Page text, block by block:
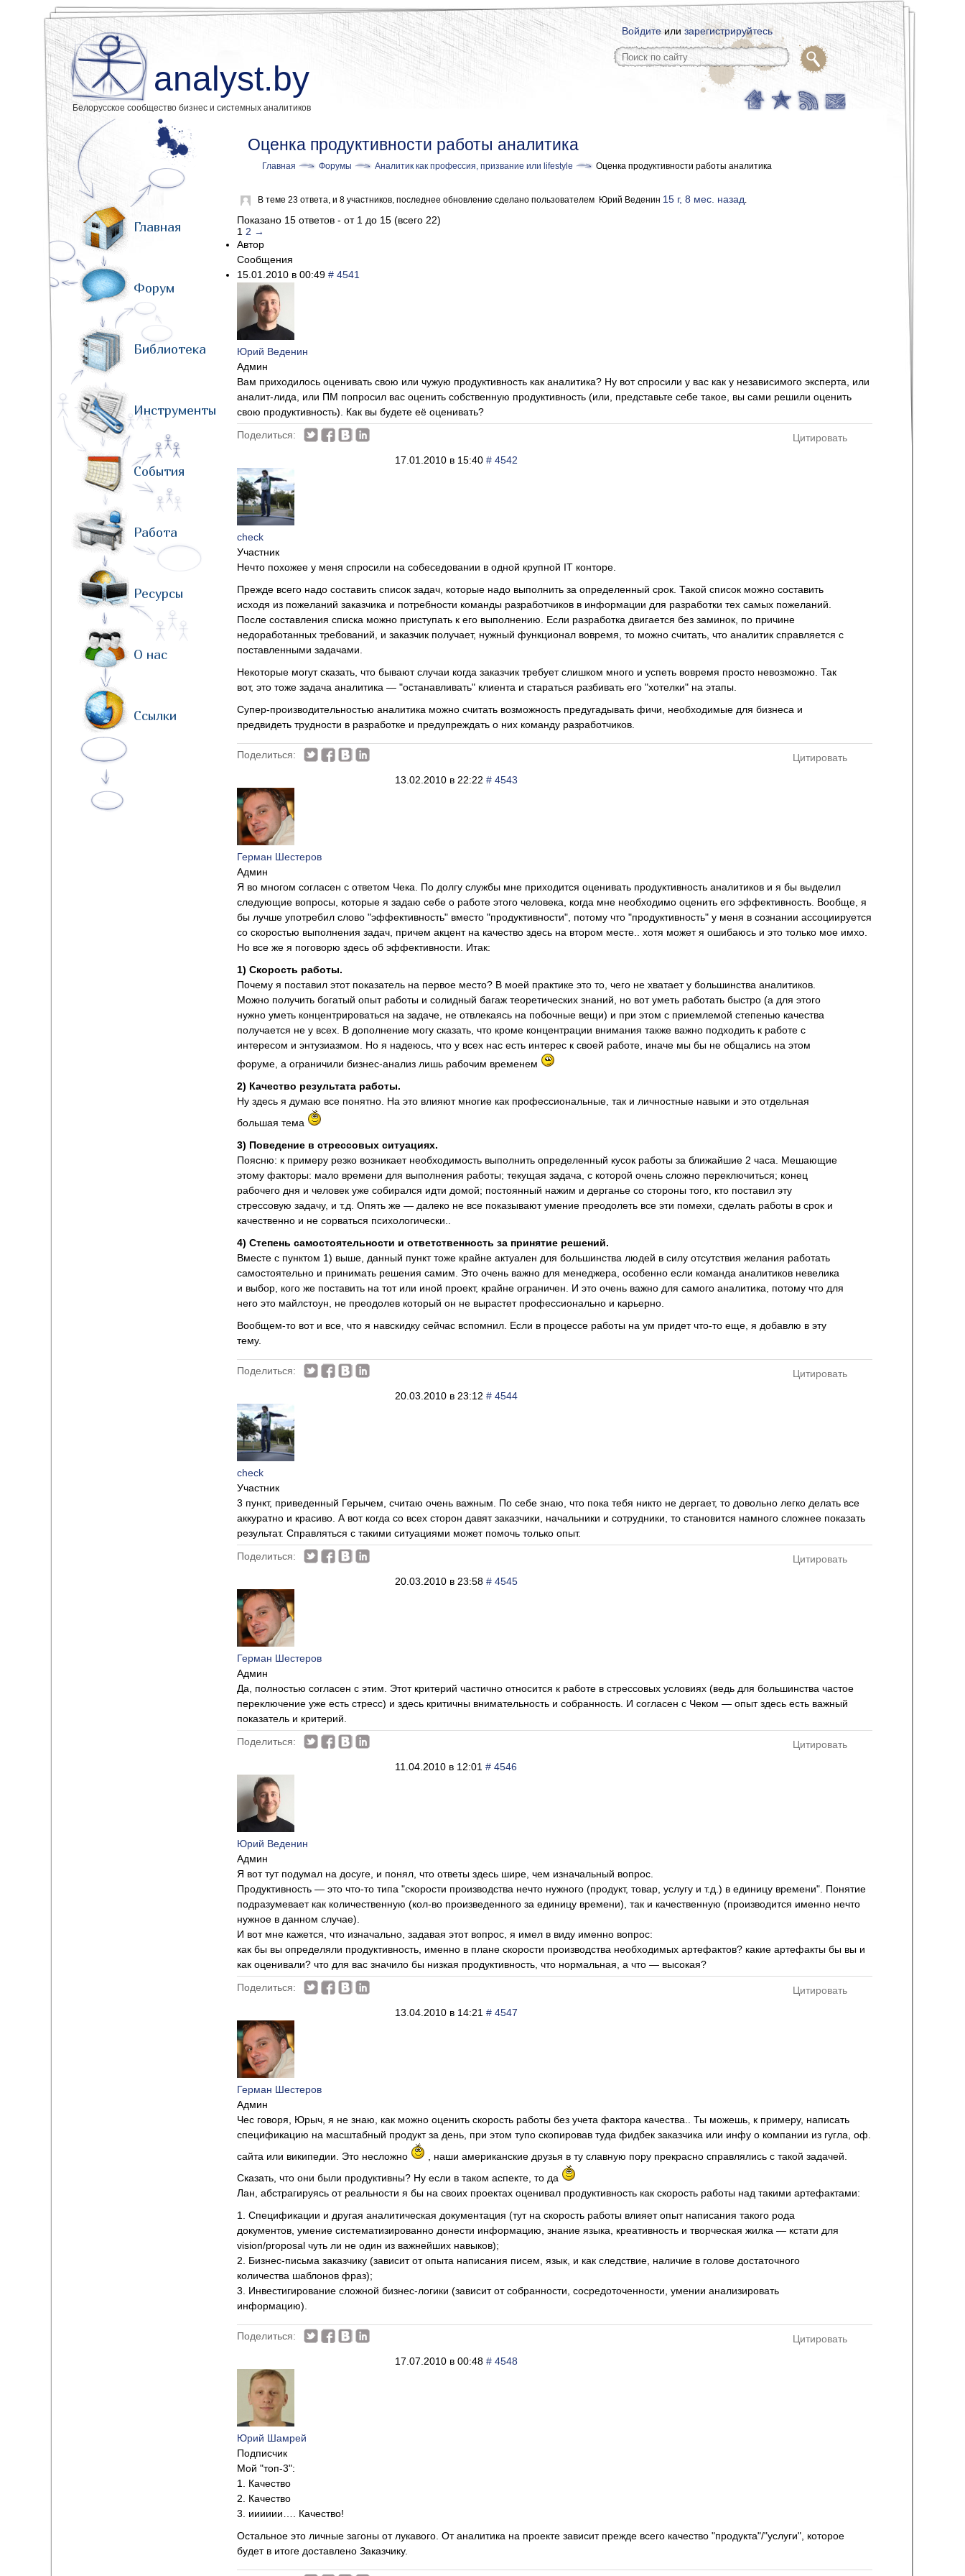
analyst.by
Белорусское сообщество бизнес и системных аналитиков
Войдитеилизарегистрируйтесь
Главная
Форум
Библиотека
Инструменты
События
Работа
Ресурсы
О нас
Ссылки
Оценка продуктивности работы аналитика
Главная Форумы Аналитик как профессия, призвание или lifestyle Оценка продуктивности работы аналитика
В теме 23 ответа, и 8 участников, последнее обновление сделано пользователем Юрий Веденин 15 г, 8 мес. назад.
Показано 15 ответов - от 1 до 15 (всего 22)
1 2 →
Автор
Сообщения
15.01.2010 в 00:49 # 4541
Юрий Веденин
Админ
Вам приходилось оценивать свою или чужую продуктивность как аналитика? Ну вот спросили у вас как у независимого эксперта, или
аналит-лида, или ПМ попросил вас оценить собственную продуктивность (или, представьте себе такое, вы сами решили оценить
свою продуктивность). Как вы будете её оценивать?
Поделиться:
Цитировать
17.01.2010 в 15:40 # 4542
check
Участник
Нечто похожее у меня спросили на собеседовании в одной крупной IT конторе.
Прежде всего надо составить список задач, которые надо выполнить за определенный срок. Такой список можно составить
исходя из пожеланий заказчика и потребности команды разработчиков в информации для разработки тех самых пожеланий.
После составления списка можно приступать к его выполнению. Если разработка двигается без заминок, по причине
недоработанных требований, и заказчик получает, нужный функционал вовремя, то можно считать, что аналитик справляется с
поставленными задачами.
Некоторые могут сказать, что бывают случаи когда заказчик требует слишком много и успеть вовремя просто невозможно. Так
вот, это тоже задача аналитика — "останавливать" клиента и стараться разбивать его "хотелки" на этапы.
Супер-производительностью аналитика можно считать возможность предугадывать фичи, необходимые для бизнеса и
предвидеть трудности в разработке и предупреждать о них команду разработчиков.
Поделиться:
Цитировать
13.02.2010 в 22:22 # 4543
Герман Шестеров
Админ
Я во многом согласен с ответом Чека. По долгу службы мне приходится оценивать продуктивность аналитиков и я бы выделил
следующие вопросы, которые я задаю себе о работе этого человека, когда мне необходимо оценить его эффективность. Вообще, я
бы лучше употребил слово "эффективность" вместо "продуктивности", потому что "продуктивность" у меня в сознании ассоциируется
со скоростью выполнения задач, причем акцент на качество здесь на втором месте.. хотя может я ошибаюсь и это только мое имхо.
Но все же я поговорю здесь об эффективности. Итак:
1) Скорость работы.
Почему я поставил этот показатель на первое место? В моей практике это то, чего не хватает у большинства аналитиков.
Можно получить богатый опыт работы и солидный багаж теоретических знаний, но вот уметь работать быстро (а для этого
нужно уметь концентрироваться на задаче, не отвлекаясь на побочные вещи) и при этом с приемлемой степенью качества
получается не у всех. В дополнение могу сказать, что кроме концентрации внимания также важно подходить к работе с
интересом и энтузиазмом. Но я надеюсь, что у всех нас есть интерес к своей работе, иначе мы бы не общались на этом
форуме, а ограничили бизнес-анализ лишь рабочим временем
2) Качество результата работы.
Ну здесь я думаю все понятно. На это влияют многие как профессиональные, так и личностные навыки и это отдельная
большая тема
3) Поведение в стрессовых ситуациях.
Поясню: к примеру резко возникает необходимость выполнить определенный кусок работы за ближайшие 2 часа. Мешающие
этому факторы: мало времени для выполнения работы; текущая задача, с которой очень сложно переключиться; конец
рабочего дня и человек уже собирался идти домой; постоянный нажим и дерганье со стороны того, кто поставил эту
стрессовую задачу, и т.д. Опять же — далеко не все показывают умение преодолеть все эти помехи, сделать работы в срок и
качественно и не сорваться психологически..
4) Степень самостоятельности и ответственность за принятие решений.
Вместе с пунктом 1) выше, данный пункт тоже крайне актуален для большинства людей в силу отсутствия желания работать
самостоятельно и принимать решения самим. Это очень важно для менеджера, особенно если команда аналитиков невелика
и выбор, кого же поставить на тот или иной проект, крайне ограничен. И это очень важно для самого аналитика, потому что для
него это майлстоун, не преодолев который он не вырастет профессионально и карьерно.
Вообщем-то вот и все, что я навскидку сейчас вспомнил. Если в процессе работы на ум придет что-то еще, я добавлю в эту
тему.
Поделиться:
Цитировать
20.03.2010 в 23:12 # 4544
check
Участник
3 пункт, приведенный Герычем, считаю очень важным. По себе знаю, что пока тебя никто не дергает, то довольно легко делать все
аккуратно и красиво. А вот когда со всех сторон давят заказчики, начальники и сотрудники, то становится намного сложнее показать
результат. Справляться с такими ситуациями может помочь только опыт.
Поделиться:
Цитировать
20.03.2010 в 23:58 # 4545
Герман Шестеров
Админ
Да, полностью согласен с этим. Этот критерий частично относится к работе в стрессовых условиях (ведь для большинства частое
переключение уже есть стресс) и здесь критичны внимательность и собранность. И согласен с Чеком — опыт здесь есть важный
показатель и критерий.
Поделиться:
Цитировать
11.04.2010 в 12:01 # 4546
Юрий Веденин
Админ
Я вот тут подумал на досуге, и понял, что ответы здесь шире, чем изначальный вопрос.
Продуктивность — это что-то типа "скорости производства нечто нужного (продукт, товар, услугу и т.д.) в единицу времени". Понятие
подразумевает как количественную (кол-во произведенного за единицу времени), так и качественную (производится именно нечто
нужное в данном случае).
И вот мне кажется, что изначально, задавая этот вопрос, я имел в виду именно вопрос:
как бы вы определяли продуктивность, именно в плане скорости производства необходимых артефактов? какие артефакты бы вы и
как оценивали? что для вас значило бы низкая продуктивность, что нормальная, а что — высокая?
Поделиться:
Цитировать
13.04.2010 в 14:21 # 4547
Герман Шестеров
Админ
Чес говоря, Юрыч, я не знаю, как можно оценить скорость работы без учета фактора качества.. Ты можешь, к примеру, написать
спецификацию на масштабный продукт за день, при этом тупо скопировав туда фидбек заказчика или инфу о компании из гугла, оф.
сайта или википедии. Это несложно
, наши американские друзья в ту славную пору прекрасно справлялись с такой задачей.
Сказать, что они были продуктивны? Ну если в таком аспекте, то да
Лан, абстрагируясь от реальности я бы на своих проектах оценивал продуктивность как скорость работы над такими артефактами:
1. Спецификации и другая аналитическая документация (тут на скорость работы влияет опыт написания такого рода
документов, умение систематизированно донести информацию, знание языка, креативность и творческая жилка — кстати для
vision/proposal чуть ли не один из важнейших навыков);
2. Бизнес-письма заказчику (зависит от опыта написания писем, язык, и как следствие, наличие в голове достаточного
количества шаблонов фраз);
3. Инвестигирование сложной бизнес-логики (зависит от собранности, сосредоточенности, умении анализировать
информацию).
Поделиться:
Цитировать
17.07.2010 в 00:48 # 4548
Юрий Шамрей
Подписчик
Мой "топ-3":
1. Качество
2. Качество
3. ииииии…. Качество!
Остальное это личные загоны от лукавого. От аналитика на проекте зависит прежде всего качество "продукта"/"услуги", которое
будет в итоге доставлено Заказчику.